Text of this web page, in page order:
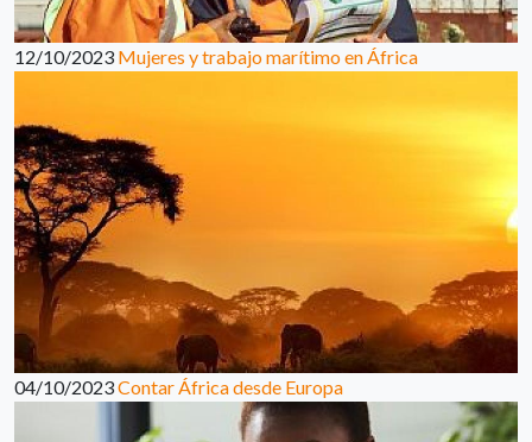
12/10/2023 Mujeres y trabajo marítimo en África
04/10/2023Contar África desde Europa